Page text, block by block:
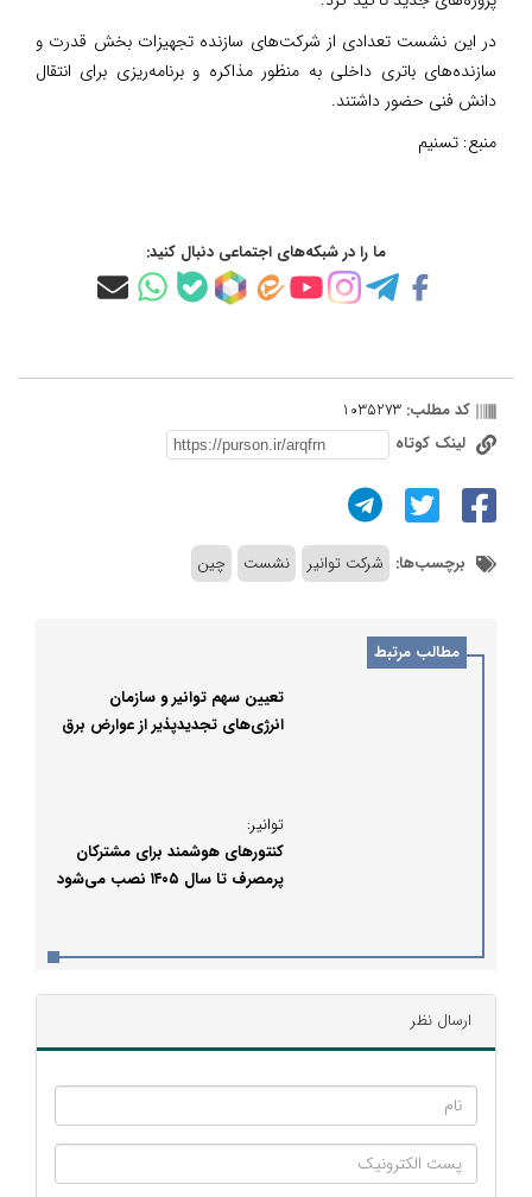
در این نشست تعدادی از شرکت‌های سازنده تجهیزات بخش قدرت و
سازنده‌های باتری داخلی به منظور مذاکره و برنامه‌ریزی برای انتقال
دانش فنی حضور داشتند.
منبع: تسنیم
ما را در شبکه‌های اجتماعی دنبال کنید:
کد مطلب: 1035273
لینک کوتاه
برچسب‌ها: شرکت توانیر نشست چین
مطالب مرتبط
تعیین سهم توانیر و سازمان
انرژی‌های تجدیدپذیر از عوارض برق
توانیر:
کنتورهای هوشمند برای مشترکان
پرمصرف تا سال ۱۴۰۵ نصب می‌شود
ارسال نظر